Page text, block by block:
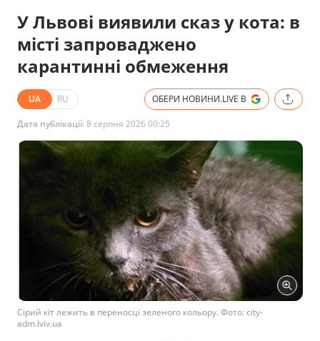
У Львові виявили сказ у кота: в
місті запроваджено
карантинні обмеження
UA RU ОБЕРИ НОВИНИ.LIVE В
Дата публікації:8 серпня 2026 00:25
Сірий кіт лежить в переносці зеленого кольору. Фото: city-
adm.lviv.ua